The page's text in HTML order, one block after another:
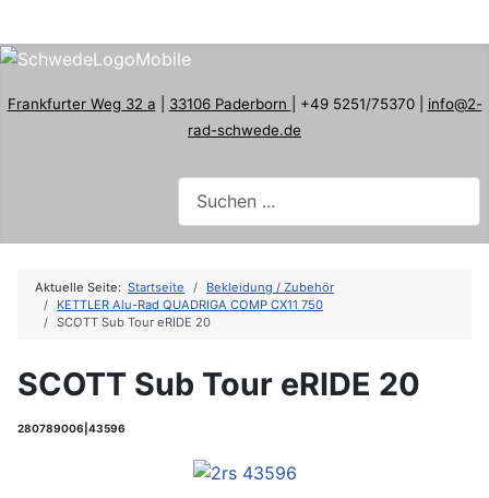
Frankfurter Weg 32 a 33106 Paderborn | +49 5251/75370 | info@2-
rad-schwede.de
Aktuelle Seite: Startseite
Bekleidung / Zubehör
KETTLER Alu-Rad QUADRIGA COMP CX11 750
SCOTT Sub Tour eRIDE 20
SCOTT Sub Tour eRIDE 20
280789006|43596